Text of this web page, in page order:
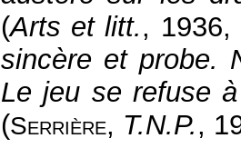
(Arts et litt., 1936,
sincère et probe.
Le jeu se refuse
(Serrière, T.N.P.,